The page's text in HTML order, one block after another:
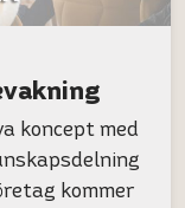
koncept med
kommer